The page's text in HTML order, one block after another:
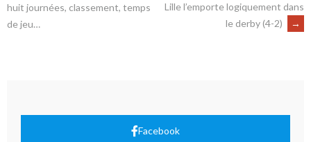
huit journées, classement, temps
de jeu…
Lille l’emporte logiquement dans
le derby (4-2)
→
Facebook